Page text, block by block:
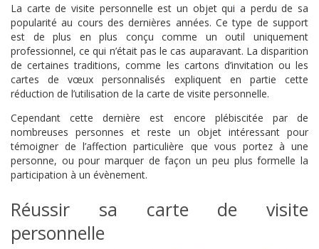
La carte de visite personnelle est un objet qui a perdu de sa
popularité au cours des dernières années. Ce type de support
est de plus en plus conçu comme un outil uniquement
professionnel, ce qui n’était pas le cas auparavant. La disparition
de certaines traditions, comme les cartons d’invitation ou les
cartes de vœux personnalisés expliquent en partie cette
réduction de l’utilisation de la carte de visite personnelle.
Cependant cette dernière est encore plébiscitée par de
nombreuses personnes et reste un objet intéressant pour
témoigner de l’affection particulière que vous portez à une
personne, ou pour marquer de façon un peu plus formelle la
participation à un évènement.
Réussir sa carte de visite
personnelle